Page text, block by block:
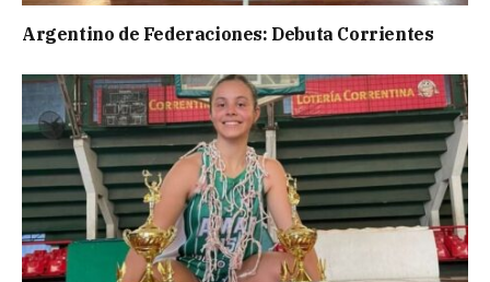
Argentino de Federaciones: Debuta Corrientes